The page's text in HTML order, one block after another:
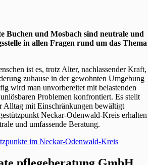
Buchen und Mosbach sind neutrale und
in allen Fragen rund um das Thema
ist es, trotz Alter, nachlassender Kraft,
zuhause in der gewohnten Umgebung
wird man unvorbereitet mit belastenden
Problemen konfrontiert. Es stellt
Alltag mit Einschränkungen bewältigt
Neckar-Odenwald-Kreis erhalten
und umfassende Beratung.
im Neckar-Odenwald-Kreis